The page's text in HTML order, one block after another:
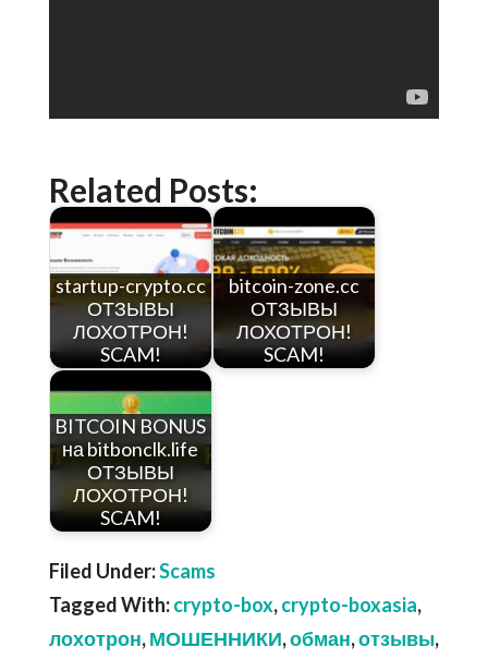
Related Posts:
startup-crypto.cc
ОТЗЫВЫ
ЛОХОТРОН!
SCAM!
bitcoin-zone.cc
ОТЗЫВЫ
ЛОХОТРОН!
SCAM!
BITCOIN BONUS
на bitbonclk.life
ОТЗЫВЫ
ЛОХОТРОН!
SCAM!
Filed Under:Scams
Tagged With:crypto-box,crypto-boxasia,
лохотрон,МОШЕННИКИ,обман,отзывы,